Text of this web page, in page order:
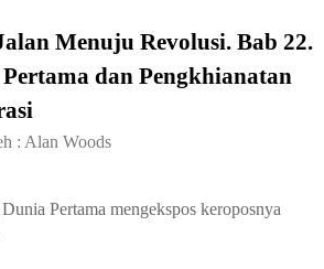
Menuju Revolusi. Bab 22.
dan Pengkhianatan
: Alan Woods
Pertama mengekspos keroposnya